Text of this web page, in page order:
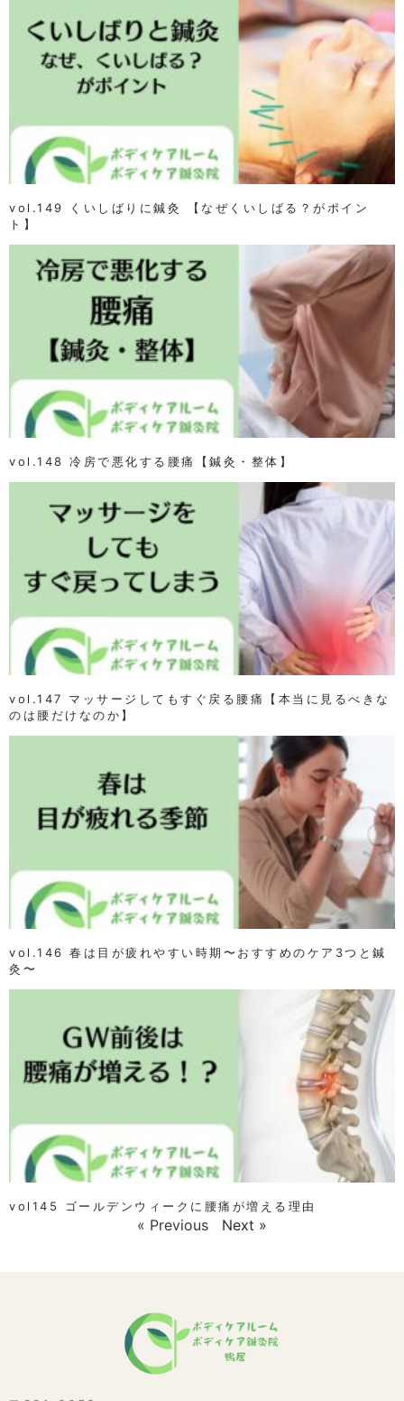
vol.149 くいしばりに鍼灸 【なぜくいしばる？がポイン
ト】
vol.148 冷房で悪化する腰痛【鍼灸・整体】
vol.147 マッサージしてもすぐ戻る腰痛【本当に見るべきな
のは腰だけなのか】
vol.146 春は目が疲れやすい時期〜おすすめのケア3つと鍼
灸〜
vol145 ゴールデンウィークに腰痛が増える理由
« Previous Next »